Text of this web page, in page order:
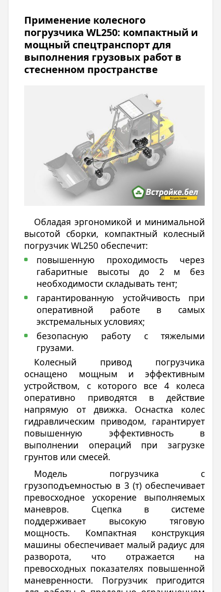
Применение колесного
погрузчика WL250: компактный и
мощный спецтранспорт для
выполнения грузовых работ в
стесненном пространстве
Обладая эргономикой и минимальной
высотой сборки, компактный колесный
погрузчик WL250 обеспечит:
повышенную проходимость через
габаритные высоты до 2 м без
необходимости складывать тент;
гарантированную устойчивость при
оперативной работе в самых
экстремальных условиях;
безопасную работу с тяжелыми
грузами.
Колесный привод погрузчика
оснащено мощным и эффективным
устройством, с которого все 4 колеса
оперативно приводятся в действие
напрямую от движка. Оснастка колес
гидравлическим приводом, гарантирует
повышенную эффективность в
выполнении операций при загрузке
грунтов или смесей.
Модель погрузчика с
грузоподъемностью в 3 (т) обеспечивает
превосходное ускорение выполняемых
маневров. Сцепка в системе
поддерживает высокую тяговую
мощность. Компактная конструкция
машины обеспечивает малый радиус для
разворота, что отражается на
превосходных показателях повышенной
маневренности. Погрузчик пригодится